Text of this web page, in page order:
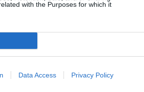
with the Purposes for which it
Data Access Privacy Policy